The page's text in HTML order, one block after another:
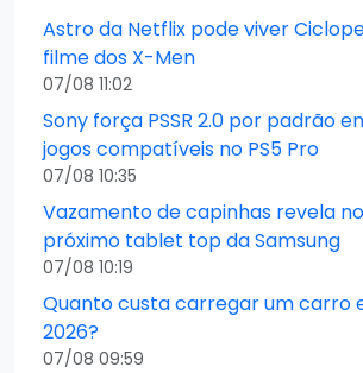
Astro da Netflix pode viver
filme dos X-Men
07/08 11:02
Sony força PSSR 2.0 por padrão
jogos compatíveis no PS5 Pro
07/08 10:35
Vazamento de capinhas revela
próximo tablet top da Samsung
07/08 10:19
Quanto custa carregar um carro
2026?
07/08 09:59